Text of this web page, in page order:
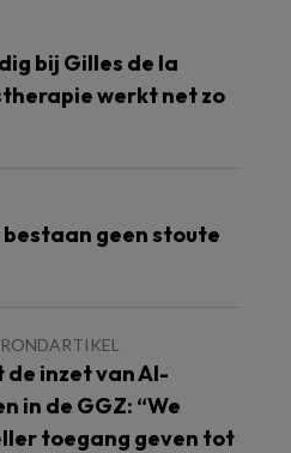
bij Gilles de la
werkt net zo
geen stoute
inzet van AI-
in de GGZ: “We
toegang geven tot